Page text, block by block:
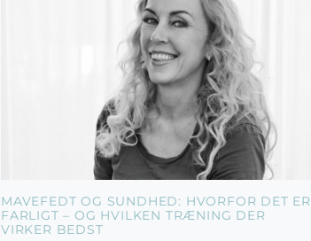
MAVEFEDT OG SUNDHED: HVORFOR DET ER
FARLIGT – OG HVILKEN TRÆNING DER
VIRKER BEDST